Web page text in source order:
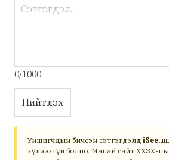
0/1000
Нийтлэх
Уншигчдын бичсэн сэтгэгдэлд
хүлээхгүй болно. Манай сайт ХХЗХ-